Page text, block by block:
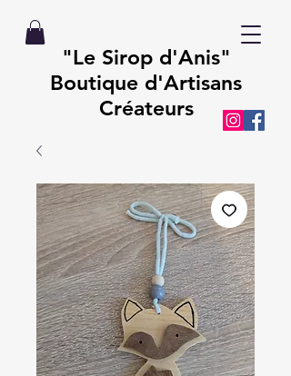
"Le Sirop d'Anis"
Boutique d'Artisans
Créateurs